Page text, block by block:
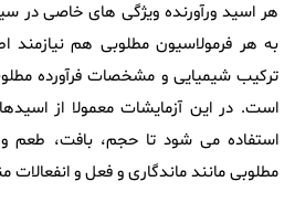
هر اسید ورآورنده ویژگی های خاصی در
به هر فرمولاسیون مطلوبی هم نیازمند
ترکیب شیمیایی و مشخصات فرآورده
است. در این آزمایشات معمولا از
استفاده می شود تا حجم، بافت، طعم
مطلوبی مانند ماندگاری و فعل و